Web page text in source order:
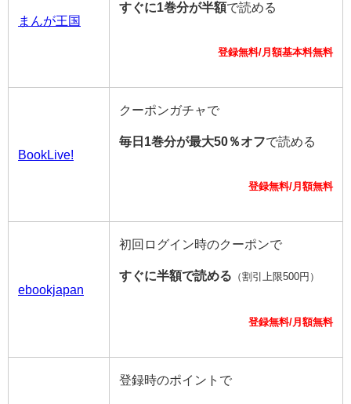
まんが王国
すぐに1巻分が半額で読める
登録無料/月額基本料無料
BookLive!
クーポンガチャで
毎日1巻分が最大50％オフで読める
登録無料/月額無料
ebookjapan
初回ログイン時のクーポンで
すぐに半額で読める （割引上限500円）
登録無料/月額無料
登録時のポイントで